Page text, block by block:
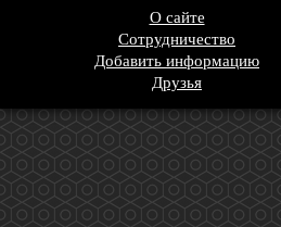
О сайте
Сотрудничество
Добавить информацию
Друзья